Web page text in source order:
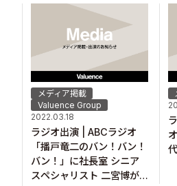
メディア掲載
Valuence Group
2022.03.18
ラジオ出演 | ABCラジオ
「播戸竜二のバン！バン！
バン！」に社長室 シニア
スペシャリスト 二宮博が